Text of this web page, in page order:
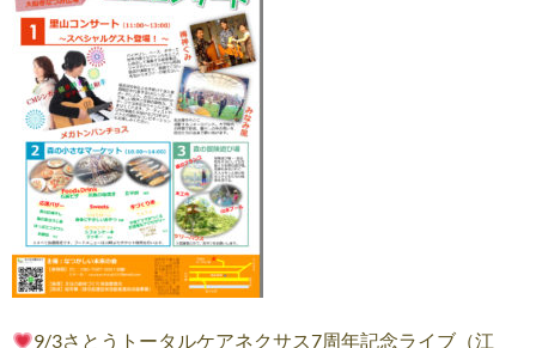
9/3さとうトータルケアネクサス7周年記念ライブ（江